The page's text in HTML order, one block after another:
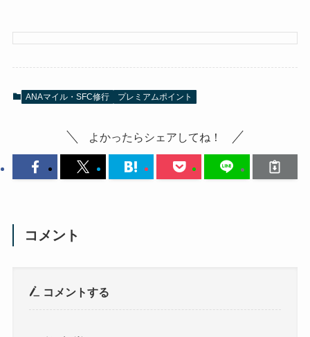
ANAマイル・SFC修行 プレミアムポイント
よかったらシェアしてね！
コメント
コメントする